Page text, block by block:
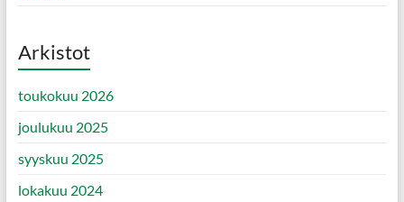
Arkistot
toukokuu 2026
joulukuu 2025
syyskuu 2025
lokakuu 2024